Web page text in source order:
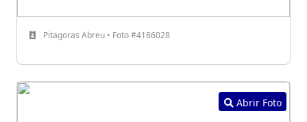
Pitagoras Abreu • Foto #4186028
Abrir Foto